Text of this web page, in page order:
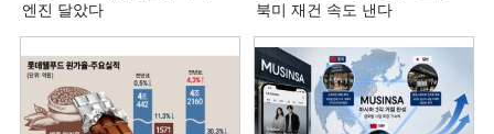
엔진 달았다
북미 재건 속도 낸다